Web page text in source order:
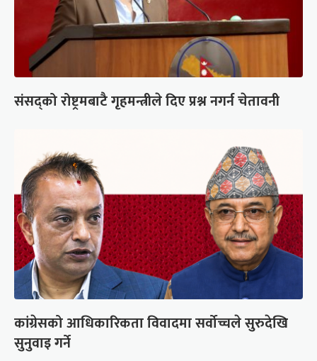
संसद्को रोष्ट्रमबाटै गृहमन्त्रीले दिए प्रश्न नगर्न चेतावनी
कांग्रेसको आधिकारिकता विवादमा सर्वोच्चले सुरुदेखि
सुनुवाइ गर्ने